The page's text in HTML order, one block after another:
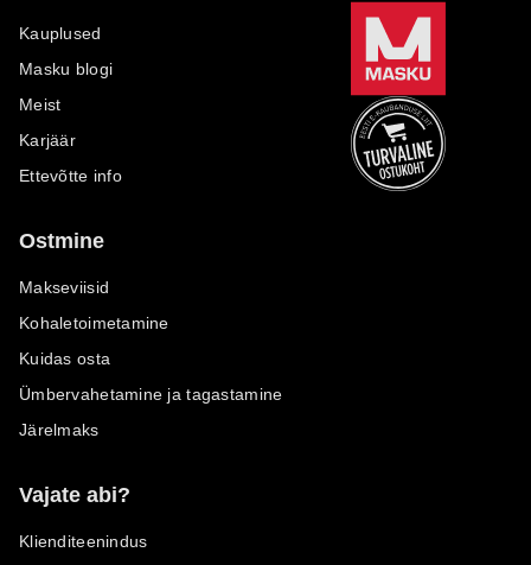
Kauplused
Masku blogi
Meist
Karjäär
Ettevõtte info
Ostmine
Makseviisid
Kohaletoimetamine
Kuidas osta
Ümbervahetamine ja tagastamine
Järelmaks
Vajate abi?
Klienditeenindus